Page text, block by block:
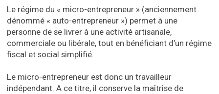
Le régime du « micro-entrepreneur » (anciennement
dénommé « auto-entrepreneur ») permet à une
personne de se livrer à une activité artisanale,
commerciale ou libérale, tout en bénéficiant d’un régime
fiscal et social simplifié.
Le micro-entrepreneur est donc un travailleur
indépendant. A ce titre, il conserve la maîtrise de